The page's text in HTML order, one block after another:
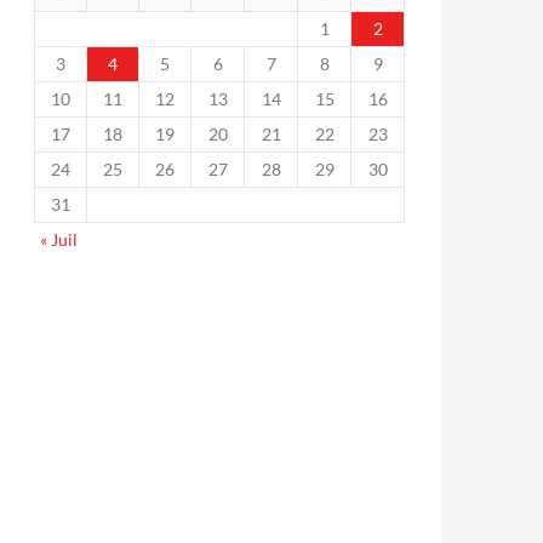
1
2
3
4 5 6 7 8
9
10
11 12 13 14 15
16
17
18 19 20 21 22
23
24
25 26 27 28 29
30
31
« Juil